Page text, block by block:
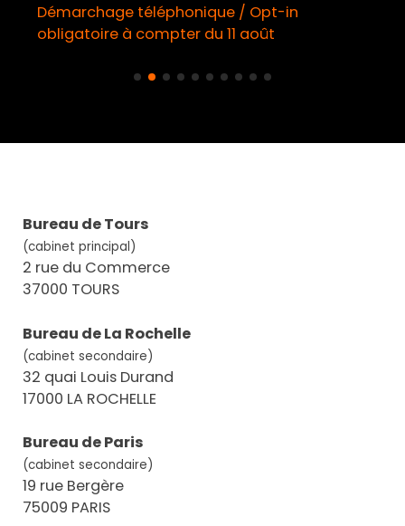
Démarchage téléphonique / Opt-in
obligatoire à compter du 11 août
Bureau de Tours
(cabinet principal)
2 rue du Commerce
37000 TOURS
Bureau de La Rochelle
(cabinet secondaire)
32 quai Louis Durand
17000 LA ROCHELLE
Bureau de Paris
(cabinet secondaire)
19 rue Bergère
75009 PARIS